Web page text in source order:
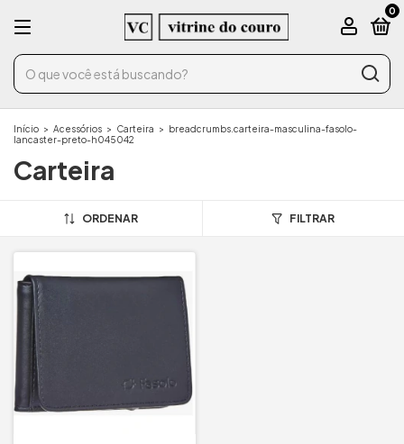
0
Início > Acessórios > Carteira > breadcrumbs.carteira-masculina-fasolo-
lancaster-preto-h045042
Carteira
ORDENAR FILTRAR